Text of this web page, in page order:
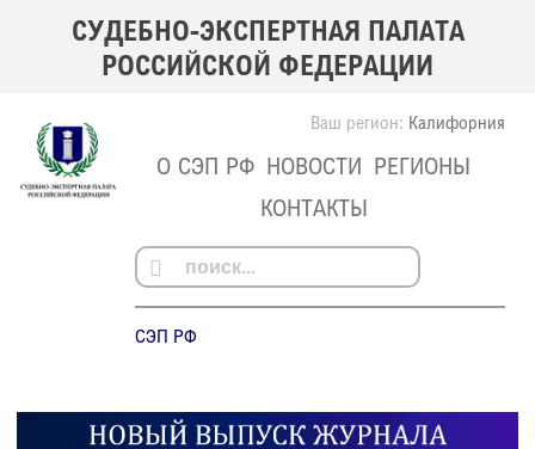
СУДЕБНО-ЭКСПЕРТНАЯ ПАЛАТА
РОССИЙСКОЙ ФЕДЕРАЦИИ
Ваш регион: Калифорния
О СЭП РФ НОВОСТИ РЕГИОНЫ
КОНТАКТЫ
СЭП РФ